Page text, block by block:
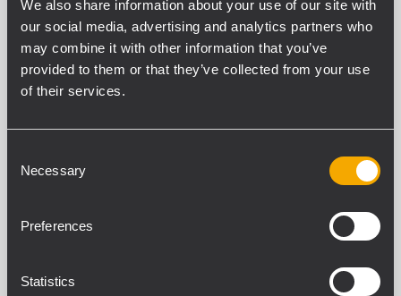
We also share information about your use of our site with
our social media, advertising and analytics partners who
may combine it with other information that you’ve
provided to them or that they’ve collected from your use
of their services.
Selection
Necessary
Preferences
Statistics
Risposta in frequenza lineare: 50 ÷
20000 Hz
Driver a compressione da 1,75"
Biamplificazione in Classe D da 2100W
Bass Motion Control Gestione delle